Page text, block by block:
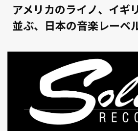
アメリカのライノ、イギ
並ぶ、日本の音楽レーベ